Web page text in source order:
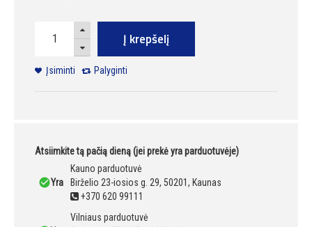
Į krepšelį
Įsiminti Palyginti
Atsiimkite tą pačią dieną (jei prekė yra parduotuvėje)
Yra
Kauno parduotuvė
Birželio 23-iosios g. 29, 50201, Kaunas
+370 620 99111
Vilniaus parduotuvė